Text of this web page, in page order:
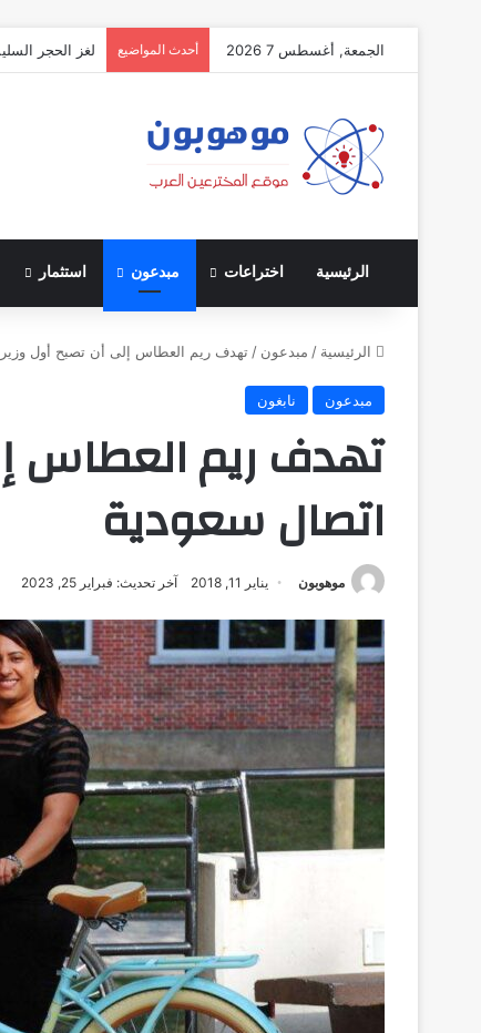
الجمعة, أغسطس 7 2026 أحدث المواضيع لغز الحجر
الرئيسية اختراعات مبدعون استثمار
الرئيسية / مبدعون / تهدف ريم العطاس إلى أن تصبح أول
مبدعون نابغون
تهدف ريم العطاس
اتصال سعودية
موهوبون يناير 11, 2018 آخر تحديث: فبراير 25, 2023